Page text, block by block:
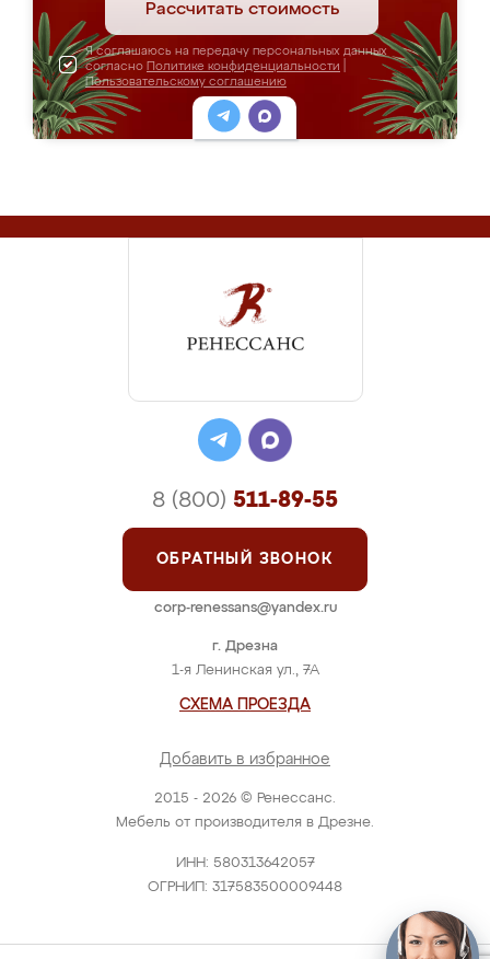
Рассчитать стоимость
Я соглашаюсь на передачу персональных данных
согласно Политике конфиденциальности
Пользовательскому соглашению
2015 - 2026 © Ренессанс.
Мебель от производителя в Дрезне.
ИНН: 580313642057
ОГРНИП: 317583500009448
г. Дрезна
1-я Ленинская ул., 7А
СХЕМА ПРОЕЗДА
Добавить в избранное
8 (800) 511-89-55
ОБРАТНЫЙ ЗВОНОК
corp-renessans@yandex.ru